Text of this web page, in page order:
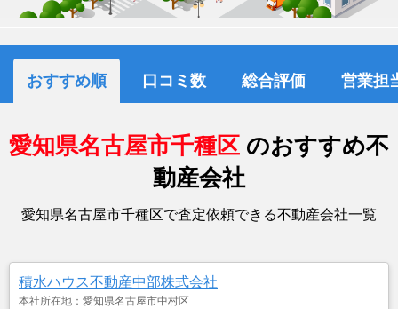
おすすめ順 口コミ数 総合評価 営業担
愛知県名古屋市千種区 のおすすめ不
動産会社
愛知県名古屋市千種区で査定依頼できる不動産会社一覧
積水ハウス不動産中部株式会社
本社所在地：愛知県名古屋市中村区